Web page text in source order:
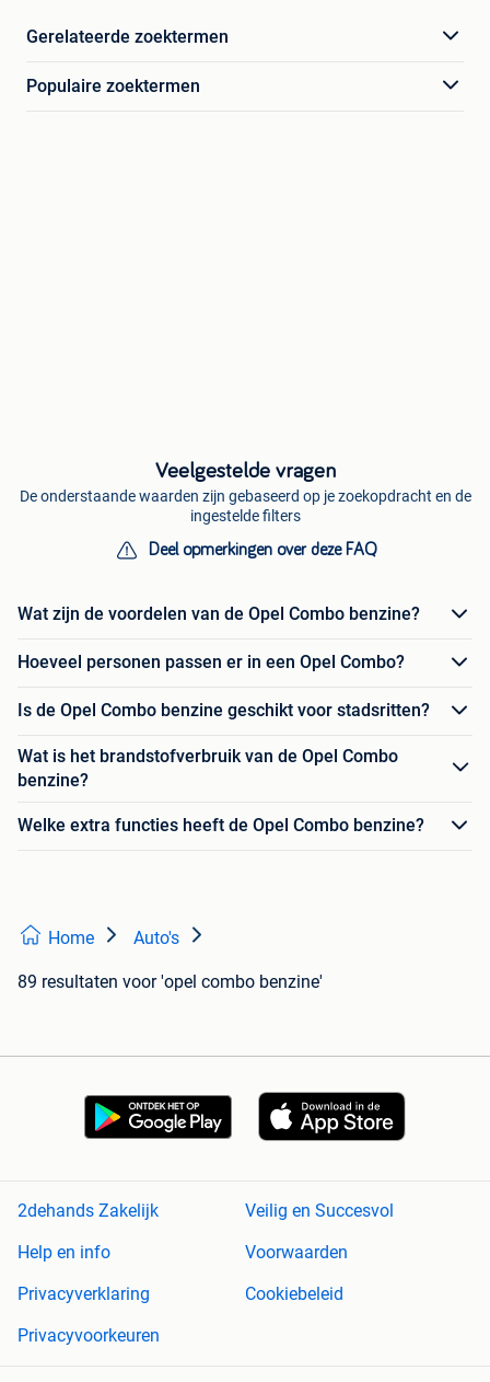
Gerelateerde zoektermen
Populaire zoektermen
Veelgestelde vragen
De onderstaande waarden zijn gebaseerd op je zoekopdracht en de
ingestelde filters
Deel opmerkingen over deze FAQ
Wat zijn de voordelen van de Opel Combo benzine?
Hoeveel personen passen er in een Opel Combo?
Is de Opel Combo benzine geschikt voor stadsritten?
Wat is het brandstofverbruik van de Opel Combo
benzine?
Welke extra functies heeft de Opel Combo benzine?
Home Auto's
89 resultaten voor 'opel combo benzine'
2dehands Zakelijk
Veilig en Succesvol
Help en info
Voorwaarden
Privacyverklaring
Cookiebeleid
Privacyvoorkeuren